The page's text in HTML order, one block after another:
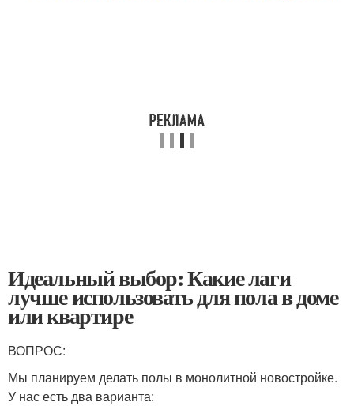
Идеальный выбор: Какие лаги
лучше использовать для пола в доме
или квартире
ВОПРОС:
Мы планируем делать полы в монолитной новостройке.
У нас есть два варианта: